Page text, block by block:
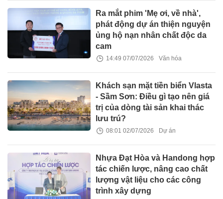
Ra mắt phim 'Mẹ ơi, về nhà',
phát động dự án thiện nguyện
ủng hộ nạn nhân chất độc da
cam
14:49 07/07/2026 Văn hóa
Khách sạn mặt tiền biển Vlasta
- Sầm Sơn: Điều gì tạo nên giá
trị của dòng tài sản khai thác
lưu trú?
08:01 02/07/2026 Dự án
Nhựa Đạt Hòa và Handong hợp
tác chiến lược, nâng cao chất
lượng vật liệu cho các công
trình xây dựng